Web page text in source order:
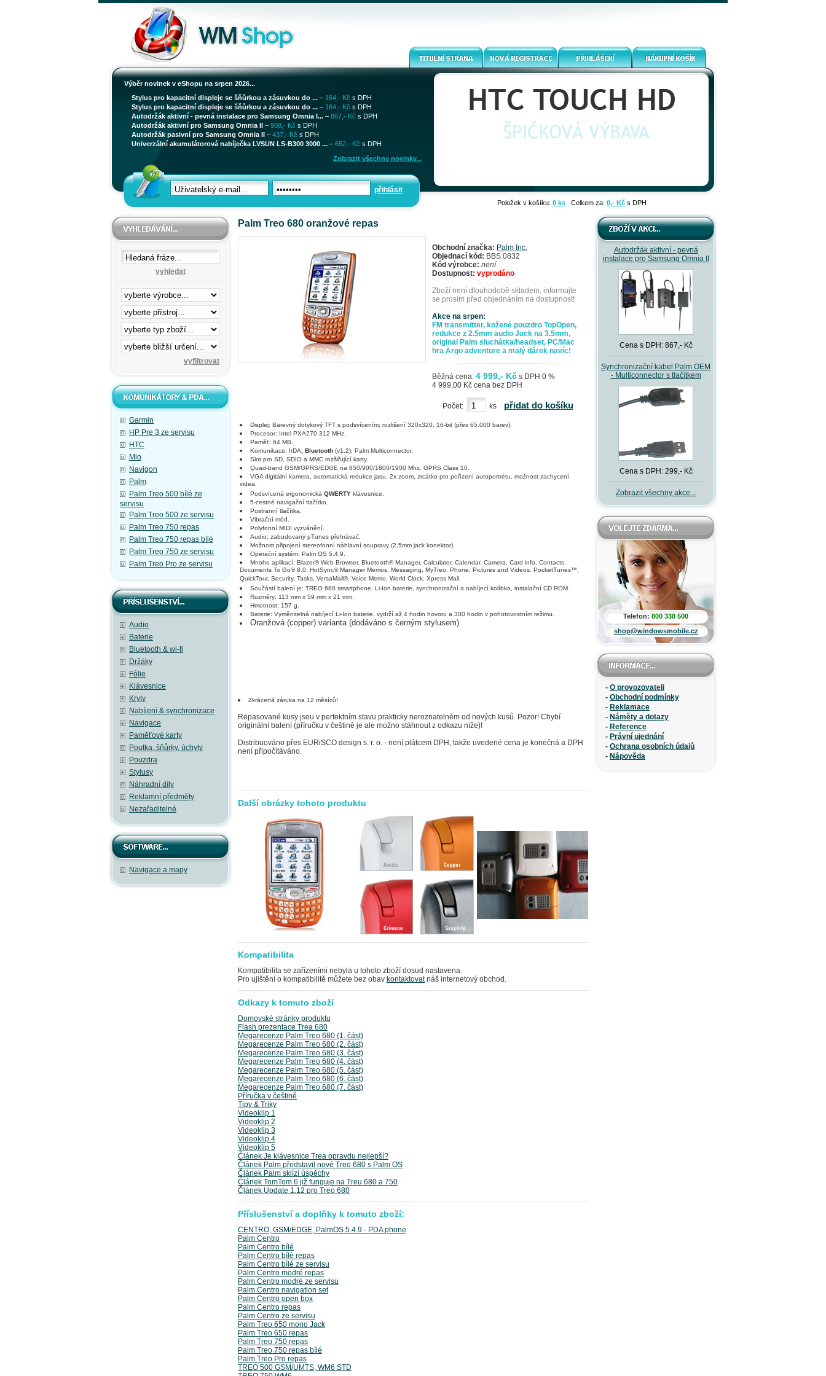
Výběr novinek v eShopu na srpen 2026...
Stylus pro kapacitní displeje se šňůrkou a zásuvkou do ... – 164,- Kč s DPH
Stylus pro kapacitní displeje se šňůrkou a zásuvkou do ... – 164,- Kč s DPH
Autodržák aktivní - pevná instalace pro Samsung Omnia I... – 867,- Kč s DPH
Autodržák aktivní pro Samsung Omnia II – 908,- Kč s DPH
Autodržák pasivní pro Samsung Omnia II – 437,- Kč s DPH
Univerzální akumulátorová nabíječka LVSUN LS-B300 3000 ... – 652,- Kč s DPH
Zobrazit všechny novinky...
přihlásit
Položek v košíku: 0 ks Celkem za: 0,- Kč s DPH
vyhledat
Garmin
HP Pre 3 ze servisu
HTC
Mio
Navigon
Palm
Palm Treo 500 bílé ze
servisu
Palm Treo 500 ze servisu
Palm Treo 750 repas
Palm Treo 750 repas bílé
Palm Treo 750 ze servisu
Palm Treo Pro ze servisu
Audio
Baterie
Bluetooth & wi-fi
Držáky
Fólie
Klávesnice
Kryty
Nabíjení & synchronizace
Navigace
Paměťové karty
Poutka, šňůrky, úchyty
Pouzdra
Stylusy
Náhradní díly
Reklamní předměty
Nezařaditelné
Navigace a mapy
Autodržák aktivní - pevná
instalace pro Samsung Omnia II
Cena s DPH: 867,- Kč
Synchronizační kabel Palm OEM
- Multiconnector s tlačítkem
Cena s DPH: 299,- Kč
Zobrazit všechny akce...
Telefon: 800 330 500
shop@windowsmobile.cz
- O provozovateli
- Obchodní podmínky
- Reklamace
- Náměty a dotazy
- Reference
- Právní ujednání
- Ochrana osobních údajů
- Nápověda
Palm Treo 680 oranžové repas
Obchodní značka: Palm Inc.
Objednací kód: BBS.0832
Kód výrobce: není
Dostupnost: vyprodáno
Zboží není dlouhodobě skladem, informujte
se prosím před objednáním na dostupnost!
Akce na srpen:
FM transmitter, kožené pouzdro TopOpen,
redukce z 2.5mm audio Jack na 3.5mm,
original Palm sluchátka/headset, PC/Mac
hra Argo adventure a malý dárek navíc!
Běžná cena: 4 999,- Kč s DPH 0 %
4 999,00 Kč cena bez DPH
Počet: ks přidat do košíku
Displej: Barevný dotykový TFT s podsvícením; rozlišení 320x320, 16-bit (přes 65.000 barev).
Procesor: Intel PXA270 312 MHz.
Paměť: 64 MB.
Komunikace: IrDA , Bluetooth (v1.2), Palm Multiconnector.
Slot pro SD, SDIO a MMC rozšiřující karty.
Quad-band GSM/GPRS/EDGE na 850/900/1800/1900 Mhz. GPRS Class 10.
VGA digitální kamera, automatická redukce jasu, 2x zoom, zrcátko pro pořízení autoportrétu, možnost zachycení
videa.
Podsvícená ergonomická QWERTY klávesnice.
5-cestné navigační tlačítko.
Postranní tlačítka.
Vibrační mód.
Polyfonní MIDI vyzvánění.
Audio: zabudovaný pTunes přehrávač.
Možnost připojení stereofonní náhlavní soupravy (2,5mm jack konektor).
Operační systém: Palm OS 5.4.9.
Mnoho aplikací: Blazer® Web Browser, Bluetooth® Manager, Calculator, Calendar, Camera, Card info, Contacts,
Documents To Go® 8.0, HotSync® Manager Memos, Messaging, MyTreo, Phone, Pictures and Videos, PocketTunes™,
QuickTour, Security, Tasks, VersaMail®, Voice Memo, World Clock, Xpress Mail.
Součástí balení je: TREO 680 smartphone, Li-Ion baterie, synchronizační a nabíjecí kolíbka, instalační CD ROM.
Rozměry: 113 mm x 59 mm x 21 mm.
Hmotnost: 157 g.
Baterie: Vyměnitelná nabíjecí Li-Ion baterie, vydrží až 4 hodin hovoru a 300 hodin v pohotovostním režimu.
Oranžová (copper) varianta (dodáváno s černým stylusem)
Zkrácená záruka na 12 měsíců!
Repasované kusy jsou v perfektním stavu prakticky neroznatelném od nových kusů. Pozor! Chybí
originální balení (příručku v češtině je ale možno stáhnout z odkazu níže)!
Distribuováno přes EURiSCO design s. r. o. - není plátcem DPH, takže uvedené cena je konečná a DPH
není připočítáváno.
Další obrázky tohoto produktu
Kompatibilita
Kompatibilita se zařízeními nebyla u tohoto zboží dosud nastavena.
Pro ujištění o kompatibilitě můžete bez obav kontaktovatnáš internetový obchod.
Odkazy k tomuto zboží
Domovské stránky produktu
Flash prezentace Trea 680
Megarecenze Palm Treo 680 (1. část)
Megarecenze Palm Treo 680 (2. část)
Megarecenze Palm Treo 680 (3. část)
Megarecenze Palm Treo 680 (4. část)
Megarecenze Palm Treo 680 (5. část)
Megarecenze Palm Treo 680 (6. část)
Megarecenze Palm Treo 680 (7. část)
Příručka v češtině
Tipy & Triky
Videoklip 1
Videoklip 2
Videoklip 3
Videoklip 4
Videoklip 5
Článek Je klávesnice Trea opravdu nejlepší?
Článek Palm představil nové Treo 680 s Palm OS
Článek Palm sklízí úspěchy
Článek TomTom 6 již funguje na Treu 680 a 750
Článek Update 1.12 pro Treo 680
Příslušenství a doplňky k tomuto zboží:
CENTRO, GSM/EDGE, PalmOS 5.4.9 - PDA phone
Palm Centro
Palm Centro bílé
Palm Centro bílé repas
Palm Centro bílé ze servisu
Palm Centro modré repas
Palm Centro modré ze servisu
Palm Centro navigation set
Palm Centro open box
Palm Centro repas
Palm Centro ze servisu
Palm Treo 650 mono Jack
Palm Treo 650 repas
Palm Treo 750 repas
Palm Treo 750 repas bílé
Palm Treo Pro repas
TREO 500 GSM/UMTS, WM6 STD